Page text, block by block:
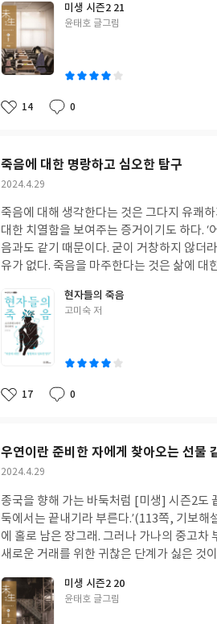
공부라는 생각을 들게 만든 책 읽기였다.
우리의 삶도 매순간 최선의 선택이라 믿지
국면과 [미생]의 내용이 묘한 조화를 이루는
장그래가 원인터에 인턴으로 입사하면서
온길에서 빛을 발한 그의 직장인 서사는 미
로 입단에 실패하면서 마음속에 지니고 있
하는 여정이기도 했다. 그저 재미로 읽기
래서 [미생]의 다음 권이 출간되어 찾아 읽을 때
누구나 완생을 꿈꾼다. 바둑에서의 완생은
다란 집을 내고 살든 다 같은 완생이지만 승
의 완생이 어떤 모습인지는 사람에 따라 다
의미는 보는 시각에 따라 달라진다. 잘은 모
속이 아닐까 싶다. 어쩌면 완생이란 삶에서
하기보다는 그런 과거를 인정하며 화해하
아갈 수 있다고 믿었기에.
미생 시즌2 21
글
윤태호 글그림
좋
14
댓
0
작
죽음에 대한 명랑하고 심오한 탐구
작
일
2024.4.29
죽음에 대해 생각한다는 것은 그다지 유쾌
대한 치열함을 보여주는 증거이기도 하다. ‘
음과도 같기 때문이다. 굳이 거창하지 않더
유가 없다. 죽음을 마주한다는 것은 삶에 대
쟁, 기후재앙까지 본격화되면서 위기가 눈
은 사람들이 무언가 달라져야 한다고 목소
듯 소유와 중독을 향한 욕망은 오히려 더욱
리는 살면서 그런 죽음을 못 본체하고 피하
는 예외가 있지만, 단 하나 죽음만은 예외
런 죽음에 대해 탐구하고 있다. 철학자, 종
붓다이다. 저자는 소크라테스의 사유와 실
장자를 통해서는 인간이 경이로움과 마주
할 수 없음을 알려준다. 우리는 죽음에 대해
하고 행동하기에 자신의 삶에 대한 사유와
죽음에 연연하지 않는 해방된 삶이었음을,
찰이 있었기에 가능했다. ‘죽음은 도처에 있
의 말은 죽음을 바라보는 시선이 어떠해야
붓다는 ‘번뇌와 집착속에서 몸부림치다 문
망과 번뇌의 모든 불꽃이 꺼져 지극한 고요
이었지만, 삶의 방법은 욕망과 집착에서 자
현자들의 죽음
글
고미숙 저
좋
17
댓
0
작
우연이란 준비한 자에게 찾아오는 선물
작
일
2024.4.29
종국을 향해 가는 바둑처럼 [미생] 시즌2도
둑에서는 끝내기라 부른다.’(113쪽, 기보해
에 홀로 남은 장그래. 그러나 가나의 중고차
새로운 거래를 위한 귀찮은 단계가 싫은 것
실의 삶을 인정하고 헤쳐나간다. 그런 그에
아는 한국차 부품 수입상을 만나게 된 것이
미생 시즌2 20
글
윤태호 글그림